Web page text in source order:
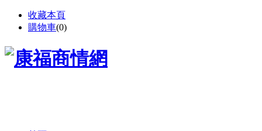
收藏本頁
購物車(0)